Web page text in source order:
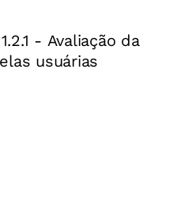
com as Secretarias
na eficiência